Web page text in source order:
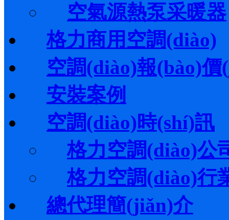
空氣源熱泵采暖器
格力商用空調(diào)
空調(diào)報(bào)
安裝案例
空調(diào)時(shí)訊
格力空調(diào)公
格力空調(diào)行
總代理簡(jiǎn)介